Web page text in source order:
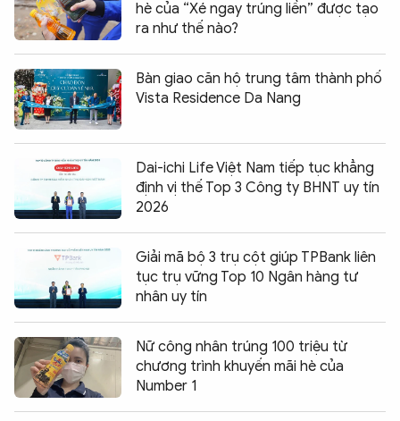
hè của “Xé ngay trúng liền” được tạo
ra như thế nào?
Bàn giao căn hộ trung tâm thành phố
Vista Residence Da Nang
Dai-ichi Life Việt Nam tiếp tục khẳng
định vị thế Top 3 Công ty BHNT uy tín
2026
Giải mã bộ 3 trụ cột giúp TPBank liên
tục trụ vững Top 10 Ngân hàng tư
nhân uy tín
Nữ công nhân trúng 100 triệu từ
chương trình khuyến mãi hè của
Number 1